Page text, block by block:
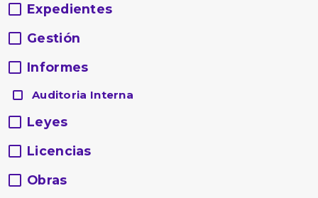
Expedientes
Gestión
Informes
Auditoria Interna
Leyes
Licencias
Obras